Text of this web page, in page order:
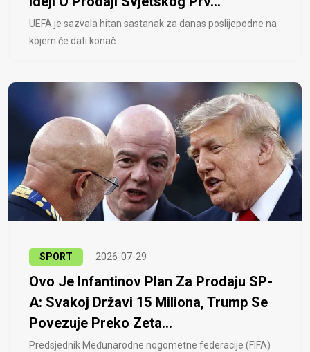
UEFA je sazvala hitan sastanak za danas poslijepodne na
kojem će dati konač..
SPORT 2026-07-29
Ovo Je Infantinov Plan Za Prodaju SP-
A: Svakoj Državi 15 Miliona, Trump Se
Povezuje Preko Zeta...
Predsjednik Međunarodne nogometne federacije (FIFA)